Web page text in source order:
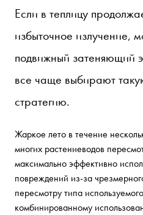
Если в теплицу
избыточное излучение,
подвижный затеняющий
все чаще выбирают
стратегию.
Жаркое лето в течение
многих растениеводов
максимально эффективно
повреждений из-за
пересмотру типа
комбинированному